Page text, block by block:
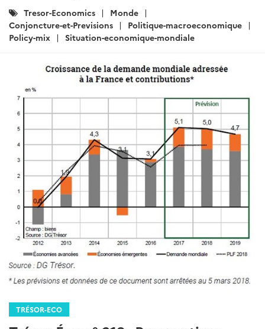
Catégories
:
Tresor-Economics
Monde
Conjoncture-et-Previsions
Politique-macroeconomique
Policy-mix
Situation-economique-mondiale
TRÉSOR-ECO